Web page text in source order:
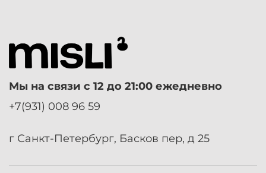
Мы на связи с 12 до 21:00 ежедневно
+7(931) 008 96 59
г Санкт-Петербург, Басков пер, д 25